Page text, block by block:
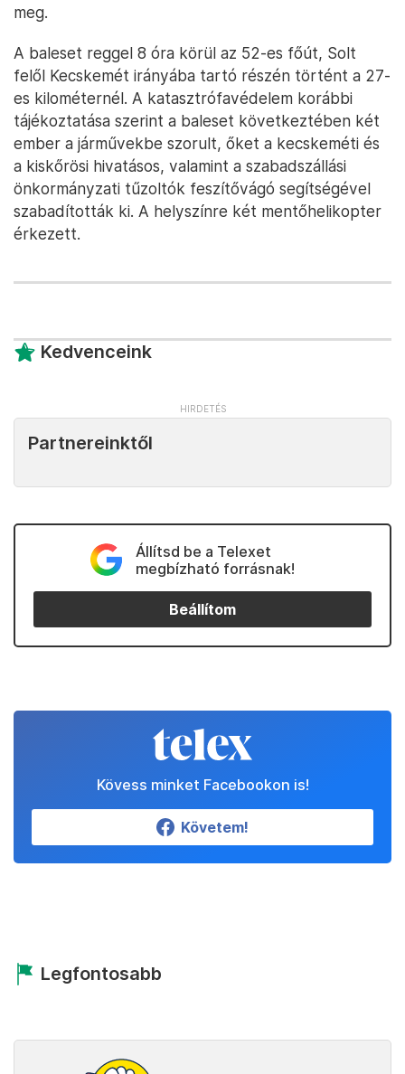
meg.
A baleset reggel 8 óra körül az 52-es főút, Solt
felől Kecskemét irányába tartó részén történt a 27-
es kilométernél. A katasztrófavédelem korábbi
tájékoztatása szerint a baleset következtében két
ember a járművekbe szorult, őket a kecskeméti és
a kiskőrösi hivatásos, valamint a szabadszállási
önkormányzati tűzoltók feszítővágó segítségével
szabadították ki. A helyszínre két mentőhelikopter
érkezett.
Kedvenceink
Partnereinktől
Állítsd be a Telexet
megbízható forrásnak!
Beállítom
Kövess minket Facebookon is!
Követem!
Legfontosabb